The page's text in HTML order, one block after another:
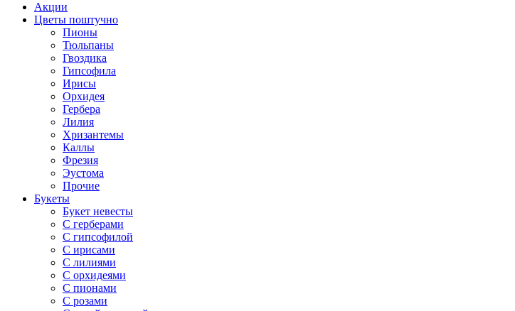
Акции
Цветы поштучно
Пионы
Тюльпаны
Гвоздика
Гипсофила
Ирисы
Орхидея
Гербера
Лилия
Хризантемы
Каллы
Фрезия
Эустома
Прочие
Букеты
Букет невесты
С герберами
С гипсофилой
С ирисами
С лилиями
С орхидеями
С пионами
С розами